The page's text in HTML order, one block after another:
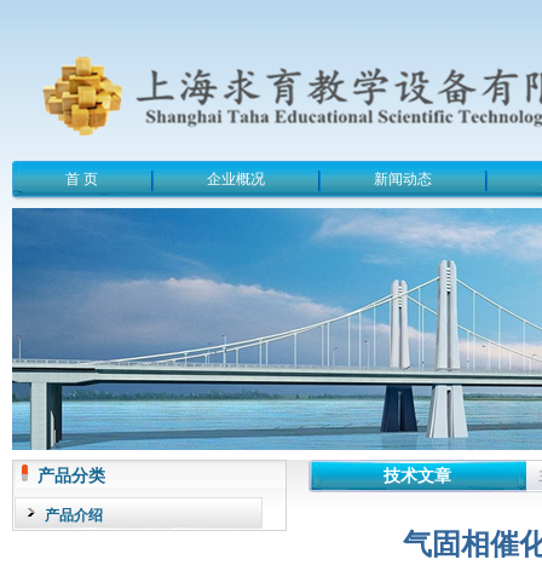
首 页 企业概况 新闻动态
产品分类
产品介绍
技术文章
气固相催